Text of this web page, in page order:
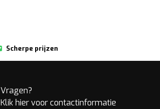
Scherpe prijzen
Vragen?
Klik hier voor contactinformatie